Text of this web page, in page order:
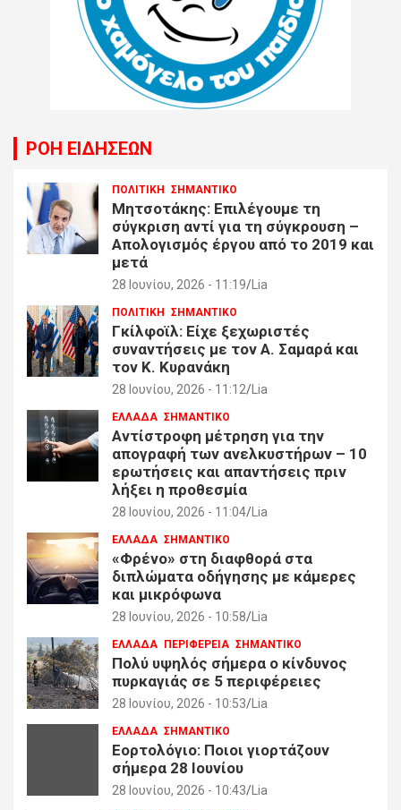
ΡΟΗ ΕΙΔΗΣΕΩΝ
ΠΟΛΙΤΙΚΗ ΣΗΜΑΝΤΙΚΟ
Μητσοτάκης: Επιλέγουμε τη
σύγκριση αντί για τη σύγκρουση –
Απολογισμός έργου από το 2019 και
μετά
28 Ιουνίου, 2026 - 11:19 Lia
ΠΟΛΙΤΙΚΗ ΣΗΜΑΝΤΙΚΟ
Γκίλφοϊλ: Είχε ξεχωριστές
συναντήσεις με τον Α. Σαμαρά και
τον Κ. Κυρανάκη
28 Ιουνίου, 2026 - 11:12 Lia
ΕΛΛΑΔΑ ΣΗΜΑΝΤΙΚΟ
Αντίστροφη μέτρηση για την
απογραφή των ανελκυστήρων – 10
ερωτήσεις και απαντήσεις πριν
λήξει η προθεσμία
28 Ιουνίου, 2026 - 11:04 Lia
ΕΛΛΑΔΑ ΣΗΜΑΝΤΙΚΟ
«Φρένο» στη διαφθορά στα
διπλώματα οδήγησης με κάμερες
και μικρόφωνα
28 Ιουνίου, 2026 - 10:58 Lia
ΕΛΛΑΔΑ ΠΕΡΙΦΕΡΕΙΑ ΣΗΜΑΝΤΙΚΟ
Πολύ υψηλός σήμερα ο κίνδυνος
πυρκαγιάς σε 5 περιφέρειες
28 Ιουνίου, 2026 - 10:53 Lia
ΕΛΛΑΔΑ ΣΗΜΑΝΤΙΚΟ
Εορτολόγιο: Ποιοι γιορτάζουν
σήμερα 28 Ιουνίου
28 Ιουνίου, 2026 - 10:43 Lia